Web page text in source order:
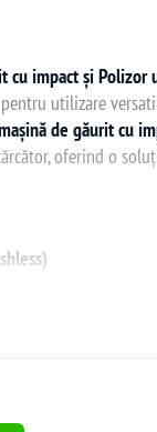
cu impact și
utilizare
de găurit cu
oferind o